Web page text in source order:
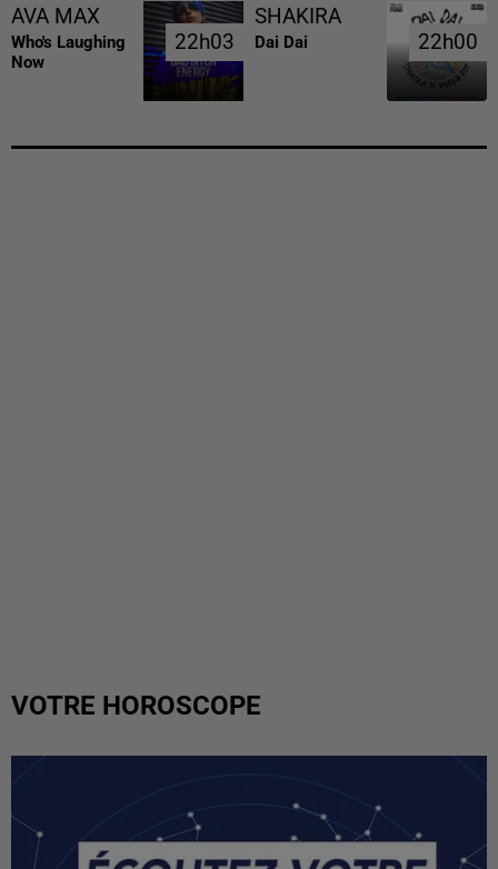
AVA MAX
Who's Laughing
Now
22h03
22h03
SHAKIRA
Dai Dai 22h00
22h00
VOTRE HOROSCOPE